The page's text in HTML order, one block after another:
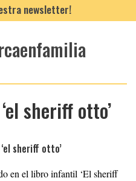
newsletter!
sheriff otto’
sheriff otto’
en el libro infantil ‘El sheriff